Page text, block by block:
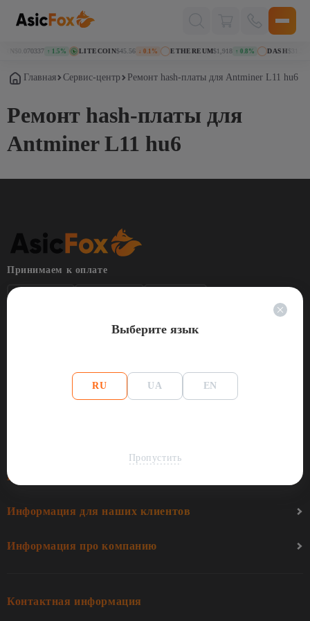
$0.070337 ↑ 1.5% LITECOIN$45.56 ↓ 0.1% ETHEREUM$1,918 ↑ 0.8% DASH$31.30
Главная Сервис-центр Ремонт hash-платы для Antminer L11 hu6
Ремонт hash-платы для
Antminer L11 hu6
Принимаем к оплате
Условия использования сайта
© Торговая марка ™AsicFox 2017–2026. Все права
Категории Asic Майнеры
Информация для наших клиентов
Информация про компанию
Контактная информация
Выберите язык
RU UA EN
Пропустить